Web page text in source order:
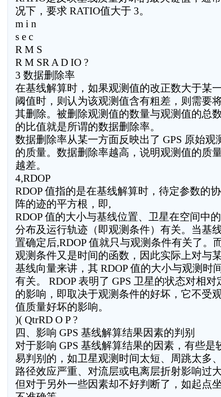
况下，要求 RATIO值大于 3。
m i n
s e c
R M S
R M SR A D IO ?
3 数据删除率
在基线解算时，如果观测值的改正数大于某
阈值时，则认为该观测值含有粗差，则需要
其删除。被删除观测值的数量与观测值的总
的比值就是所谓的数据删除率。
数据删除率从某一方面反映出了 GPS 原始观
的质量。数据删除率越高，说明观测值的质
越差。
4,RDOP
RDOP 值指的是在基线解算时，待定参数的
阵的迹的平方根，即,
RDOP 值的大小与基线位置、卫星在空间中
分布及运行轨迹（即观测条件）有关。当基
置确定后,RDOP 值就只与观测条件有关了。
观测条件又是时间的函数，因此实际上对与
基线向量来讲，其 RDOP 值的大小与观测时
有关。 RDOP 表明了 GPS 卫星的状态对相对
的影响，即取决于观测条件的好坏，它不受
值质量好坏的影响。
)( QtrRD O P ?
四、影响 GPS 基线解算结果因素的判别
对于影响 GPS 基线解算结果的因素，有些是
易判别的，如卫星观测时间太短、周跳太多
路径效应严重、对流层或电离层折射影响过
但对于另外一些因素却不好判断了，如起点